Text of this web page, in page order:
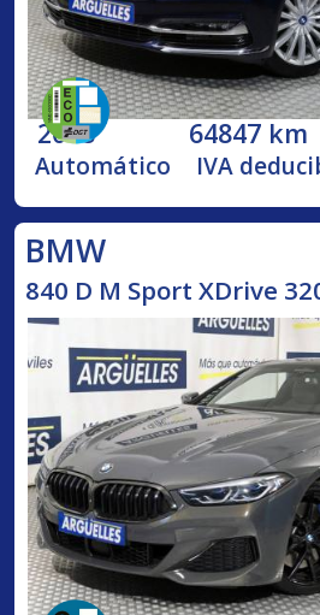
2018 64847 km
Automático IVA
BMW
840 D M Sport XDrive